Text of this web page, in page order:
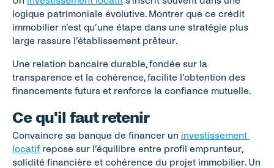
logique patrimoniale évolutive. Montrer que ce crédit
immobilier n’est qu’une étape dans une stratégie plus
large rassure l’établissement prêteur.
Une relation bancaire durable, fondée sur la
transparence et la cohérence, facilite l’obtention des
financements futurs et renforce la confiance mutuelle.
Ce qu'il faut retenir
Convaincre sa banque de financer un investissement
locatif repose sur l’équilibre entre profil emprunteur,
solidité financière et cohérence du projet immobilier. Un